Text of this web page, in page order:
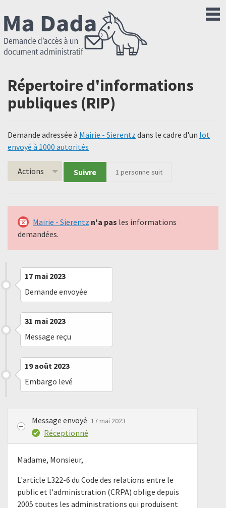
Répertoire d'informations
publiques (RIP)
Demande adressée à Mairie - Sierentz dans le cadre d'un lot
envoyé à 1000 autorités
Actions Suivre 1 personne suit
Mairie - Sierentz n'a pas les informations
demandées.
17 mai 2023
Demande envoyée
31 mai 2023
Message reçu
19 août 2023
Embargo levé
Message envoyé 17 mai 2023
Réceptionné
Madame, Monsieur,
L'article L322-6 du Code des relations entre le
public et l'administration (CRPA) oblige depuis
2005 toutes les administrations qui produisent